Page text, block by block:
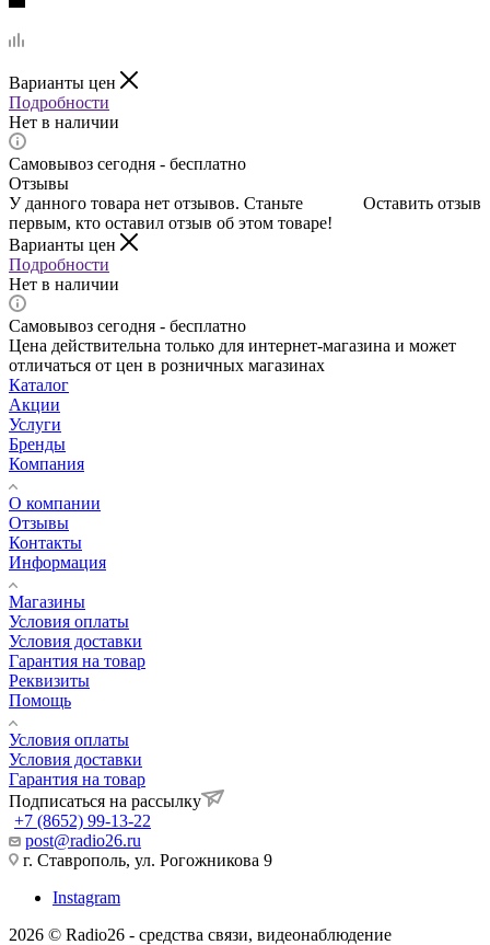
Варианты цен
Подробности
Нет в наличии
Самовывоз сегодня - бесплатно
Отзывы
Оставить отзыв
У данного товара нет отзывов. Станьте
первым, кто оставил отзыв об этом товаре!
Варианты цен
Подробности
Нет в наличии
Самовывоз сегодня - бесплатно
Цена действительна только для интернет-магазина и может
отличаться от цен в розничных магазинах
Каталог
Акции
Услуги
Бренды
Компания
О компании
Отзывы
Контакты
Информация
Магазины
Условия оплаты
Условия доставки
Гарантия на товар
Реквизиты
Помощь
Условия оплаты
Условия доставки
Гарантия на товар
Подписаться на рассылку
+7 (8652) 99-13-22
post@radio26.ru
г. Ставрополь, ул. Рогожникова 9
Instagram
2026 © Radio26 - средства связи, видеонаблюдение